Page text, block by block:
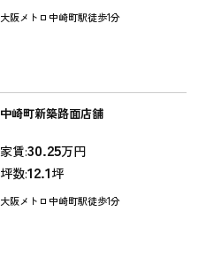
大阪メトロ中崎町駅徒歩1分
中崎町新築路面店舗
家賃:30.25万円
坪数:12.1坪
大阪メトロ中崎町駅徒歩1分